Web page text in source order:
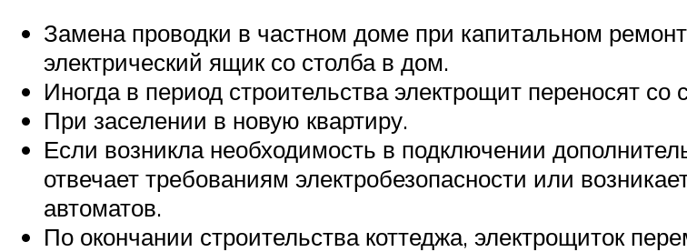
Замена проводки в частном доме при капитальном
электрический ящик со столба в дом.
Иногда в период строительства электрощит переносят со
При заселении в новую квартиру.
Если возникла необходимость в подключении
отвечает требованиям электробезопасности или
автоматов.
По окончании строительства коттеджа, электрощиток